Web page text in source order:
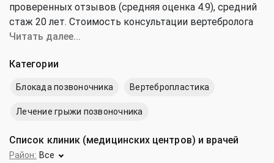
проверенных отзывов (средняя оценка 4.9), cредний
стаж 20 лет. Стоимость консультации вертебролога
от 80 000 до 300 000 сум (средняя цена 186 000 сум).
Читать далее...
Категории
Блокада позвоночника Вертебропластика
Лечение грыжи позвоночника
Список клиник (медицинских центров) и врачей
Район: Все